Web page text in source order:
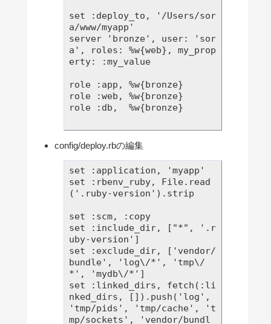
set :deploy_to, '/Users/sor
a/www/myapp'
server 'bronze', user: 'sor
a', roles: %w{web}, my_prop
erty: :my_value
role :app, %w{bronze}
role :web, %w{bronze}
role :db,  %w{bronze}
config/deploy.rbの編集
set :application, 'myapp'
set :rbenv_ruby, File.read
('.ruby-version').strip
set :scm, :copy
set :include_dir, ["*", '.r
uby-version']
set :exclude_dir, ['vendor/
bundle', 'log\/*', 'tmp\/
*', 'mydb\/*']
set :linked_dirs, fetch(:li
nked_dirs, []).push('log',
'tmp/pids', 'tmp/cache', 't
mp/sockets', 'vendor/bundl